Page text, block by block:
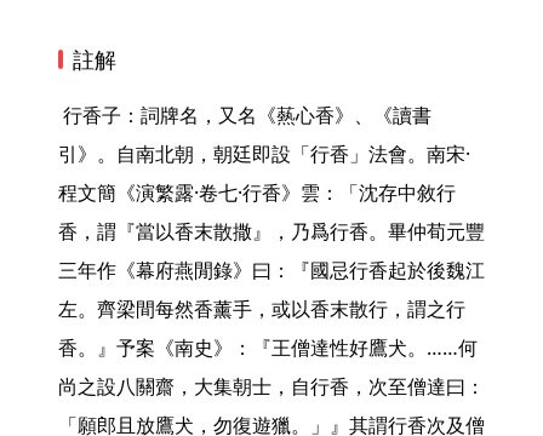
註解
引》。自南北朝，朝廷即設「行香」法會。南宋·
程文簡《演繁露·卷七·行香》雲：「沈存中敘行
香，謂『當以香末散撒』，乃爲行香。畢仲荀元豐
三年作《幕府燕閒錄》曰：『國忌行香起於後魏江
左。齊梁間每然香薰手，或以香末散行，謂之行
香。』予案《南史》：『王僧達性好鷹犬。……何
尚之設八關齋，大集朝士，自行香，次至僧達曰：
「願郎且放鷹犬，勿復遊獵。」』其謂行香次及僧